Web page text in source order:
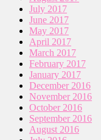
July 2017
June 2017
May 2017
April 2017
March 2017
February 2017
January 2017
December 2016
November 2016
October 2016
September 2016
August 2016